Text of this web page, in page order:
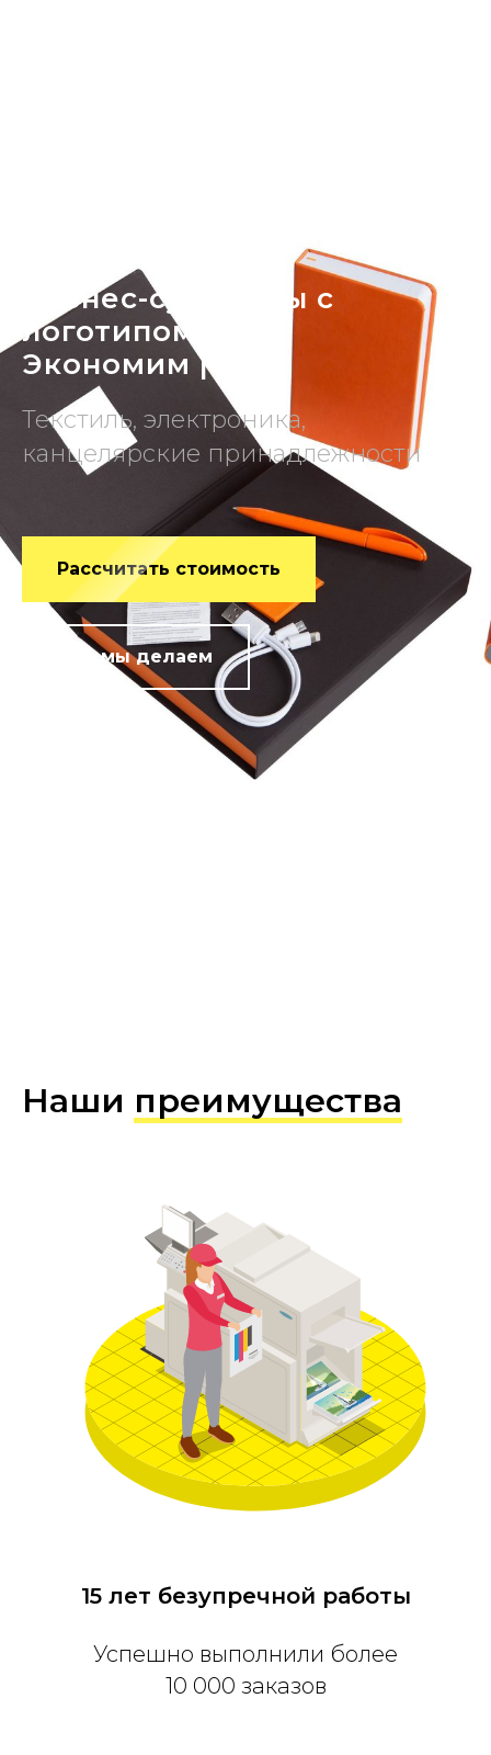
Бизнес-сувениры с
логотипом.
Экономим |
Текстиль, электроника,
канцелярские принадлежности
Рассчитать стоимость
Что мы делаем
Наши преимущества
15 лет безупречной работы
Успешно выполнили более
10 000 заказов